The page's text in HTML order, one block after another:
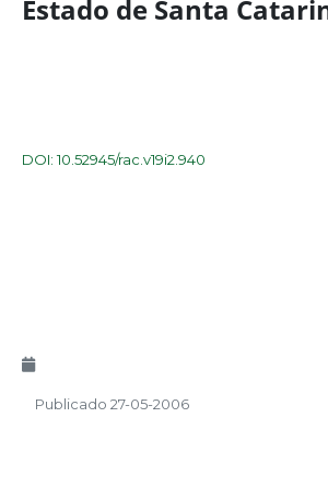
Estado de Santa
DOI: 10.52945/rac.v19i2.940
Publicado 27-05-2006